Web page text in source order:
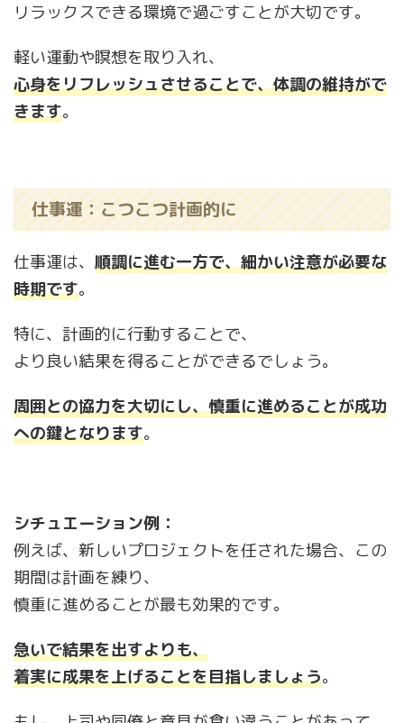
リラックスできる環境で過ごすことが大切です。
軽い運動や瞑想を取り入れ、
心身をリフレッシュさせることで、体調の維持がで
きます。
仕事運：こつこつ計画的に
仕事運は、 順調に進む一方で、細かい注意が必要な
時期です。
特に、計画的に行動することで、
より良い結果を得ることができるでしょう。
周囲との協力を大切にし、慎重に進めることが成功
への鍵となります。
シチュエーション例：
例えば、新しいプロジェクトを任された場合、この
期間は計画を練り、
慎重に進めることが最も効果的です。
急いで結果を出すよりも、
着実に成果を上げることを目指しましょう。